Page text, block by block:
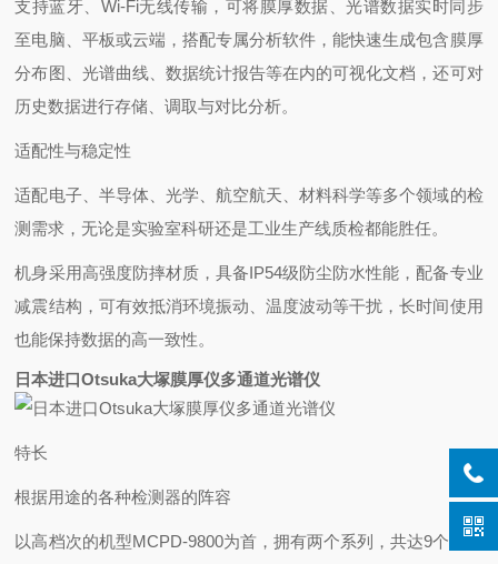
支持蓝牙、Wi-Fi无线传输，可将膜厚数据、光谱数据实时同步
至电脑、平板或云端，搭配专属分析软件，能快速生成包含膜厚
分布图、光谱曲线、数据统计报告等在内的可视化文档，还可对
历史数据进行存储、调取与对比分析。
‌适配性与稳定性‌
适配电子、半导体、光学、航空航天、材料科学等多个领域的检
测需求，无论是实验室科研还是工业生产线质检都能胜任。
机身采用高强度防摔材质，具备IP54级防尘防水性能，配备专业
减震结构，可有效抵消环境振动、温度波动等干扰，长时间使用
也能保持数据的高一致性。
日本进口Otsuka大塚膜厚仪多通道光谱仪
特长
根据用途的各种检测器的阵容
以高档次的机型MCPD-9800为首，拥有两个系列，共达9个波长